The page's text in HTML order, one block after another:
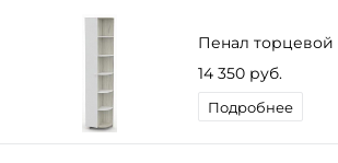
Пенал торцевой
14 350 руб.
Подробнее